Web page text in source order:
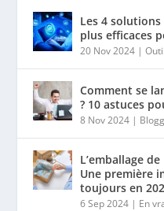
Les 4
plus efficaces
20 Nov 2024 |
Comment se
? 10 astuces
8 Nov 2024 |
L’emballage
Une première
toujours en
6 Sep 2024 | En